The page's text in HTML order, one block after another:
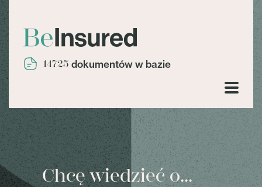
14725 dokumentów w bazie
Chcę wiedzieć o...